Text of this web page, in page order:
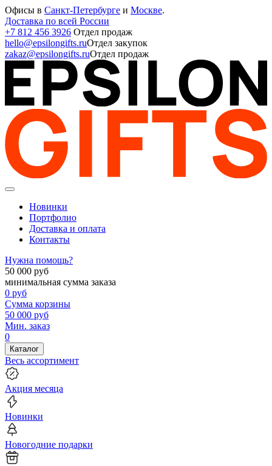
Офисы в Санкт-Петербурге и Москве.
Доставка по всей России
+7 812 456 3926 Отдел продаж
hello@epsilongifts.ruОтдел закупок
zakaz@epsilongifts.ruОтдел продаж
Новинки
Портфолио
Доставка и оплата
Контакты
Нужна помощь?
50 000 руб
минимальная сумма заказа
0 руб
Сумма корзины
50 000 руб
Мин. заказ
0
Каталог
Весь ассортимент
Акция месяца
Новинки
Новогодние подарки